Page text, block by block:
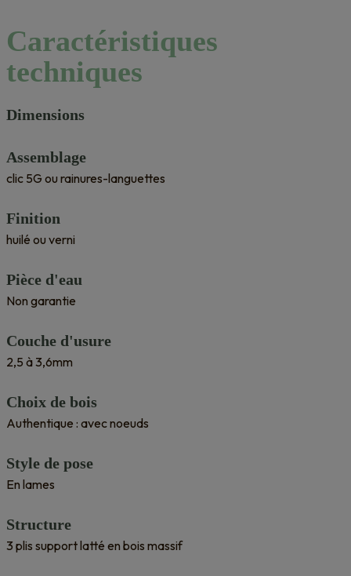
Caractéristiques
techniques
Dimensions
Assemblage
clic 5G ou rainures-languettes
Finition
huilé ou verni
Pièce d'eau
Non garantie
Couche d'usure
2,5 à 3,6mm
Choix de bois
Authentique : avec noeuds
Style de pose
En lames
Structure
3 plis support latté en bois massif